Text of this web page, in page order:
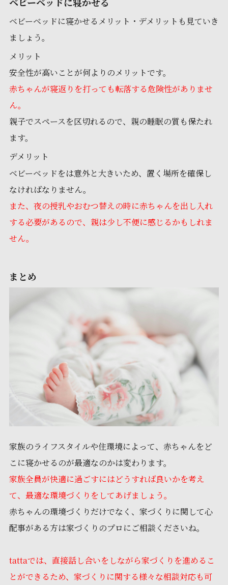
ベビーベッドに寝かせるメリット・デメリットも見ていき
ましょう。
メリット
安全性が高いことが何よりのメリットです。
赤ちゃんが寝返りを打っても転落する危険性がありませ
ん。
親子でスペースを区切れるので、親の睡眠の質も保たれ
ます。
デメリット
ベビーベッドをは意外と大きいため、置く場所を確保し
なければなりません。
また、夜の授乳やおむつ替えの時に赤ちゃんを出し入れ
する必要があるので、親は少し不便に感じるかもしれま
せん。
まとめ
家族のライフスタイルや住環境によって、赤ちゃんをど
こに寝かせるのが最適なのかは変わります。
家族全員が快適に過ごすにはどうすれば良いかを考え
て、最適な環境づくりをしてあげましょう。
赤ちゃんの環境づくりだけでなく、家づくりに関して心
配事がある方は家づくりのプロにご相談くださいね。
tattaでは、直接話し合いをしながら家づくりを進めるこ
とができるため、家づくりに関する様々な相談対応も可